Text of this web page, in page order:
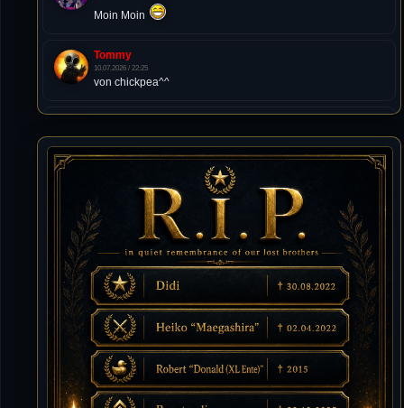
Moin Moin
Tommy
10.07.2026 / 22:25
von chickpea^^
10.07.2026 / 22:25
Letzte Aktivität:
27. Dez 2023, 22:48
DieWildeHilde
10.07.2026 / 12:48
Happy Birthday Chickpea
DieWildeHilde
10.07.2026 / 10:08
Hallo meine Lieben!
Isimiyaki
10.07.2026 / 00:34
Alles gute chickpea